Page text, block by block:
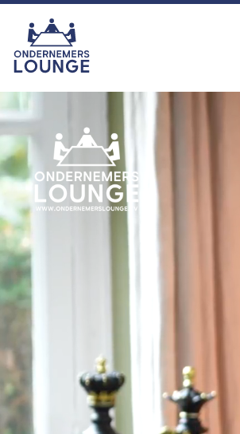
van het seizoen was echter zonder
twijfel onze eigen ras-ondernemer
Hemmie Kerklingh (o.a. van
KAV2GO), die met zijn energie,
zien waarom hij nu eigenlijk een
vaste waarde binnen het
programma is en blijft. In het najaar
zijn we er met seizoen 16. U kijkt
dan ook weer toch?